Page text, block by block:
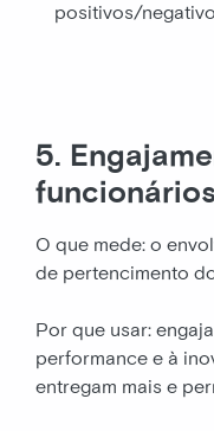
positivos/
5.
funcionários
O que mede: o
de pertencimento
Por que usar:
performance e à
entregam mais e